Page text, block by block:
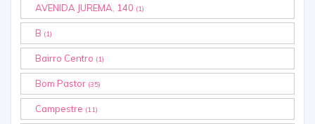
AVENIDA JUREMA, 140 (1)
B (1)
Bairro Centro (1)
Bom Pastor (35)
Campestre (11)